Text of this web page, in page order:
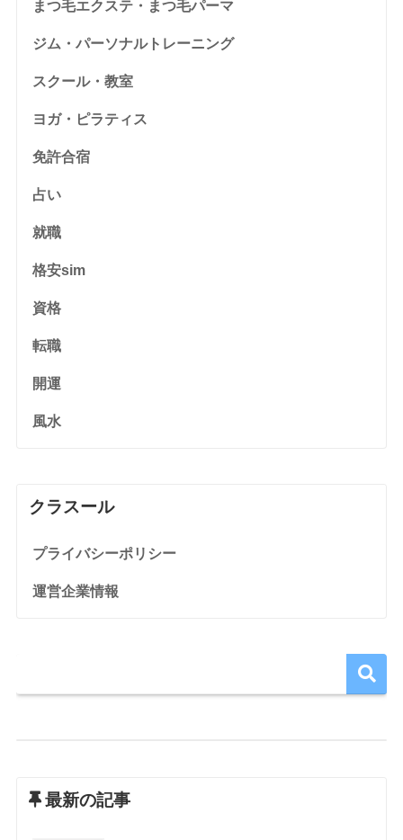
まつ毛エクステ・まつ毛パーマ
ジム・パーソナルトレーニング
スクール・教室
ヨガ・ピラティス
免許合宿
占い
就職
格安sim
資格
転職
開運
風水
クラスール
プライバシーポリシー
運営企業情報
最新の記事